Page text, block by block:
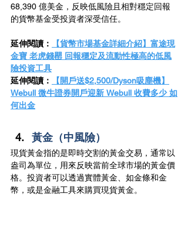
68,390 億美金，反映低風險且相對穩定回報
的貨幣基金受投資者深受信任。
延伸閱讀：
【貨幣市場基金詳細介紹】富途現
金寶 老虎錢罌 回報穩定及流動性極高的低風
險投資工具
延伸閱讀：
【開戶送$2,500/Dyson吸塵機】
Webull 微牛證券開戶迎新 Webull 收費多少 如
何出金
黃金（中風險）
現貨黃金指的是即時交割的黃金交易，通常以
盎司為單位，用來反映當前全球市場的黃金價
格。投資者可以透過實體黃金、如金條和金
幣，或是金融工具來購買現貨黃金。